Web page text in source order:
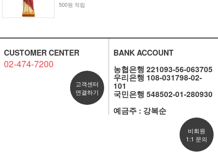
500원 적립
CUSTOMER CENTER
02-474-7200
고객센터
연결하기
BANK ACCOUNT
농협은행 221093-56-063705
우리은행 108-031798-02-
101
국민은행 548502-01-280930
예금주 : 강복순
비회원
1:1 문의